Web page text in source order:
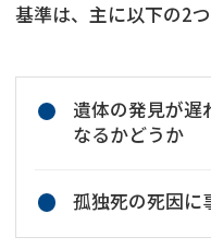
基準は、主に以下の2つ
遺体の発見が遅
なるかどうか
孤独死の死因に